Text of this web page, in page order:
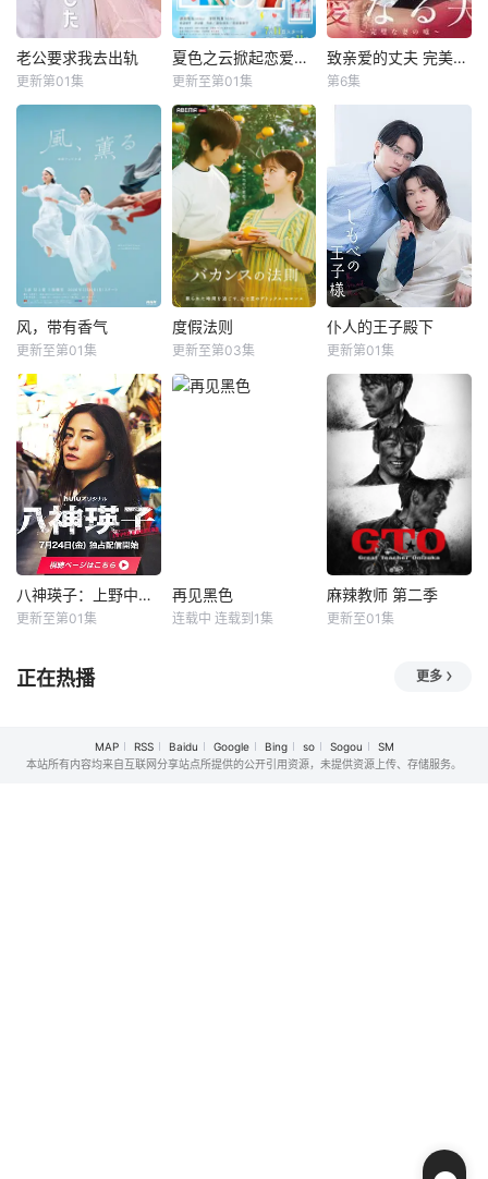
个月“第3个星期五”
都有一段完全对不
上号的神秘行踪。
于是，在看似美满
女以“美味”为契机
相互吸引的爱情故
事。 身
吵架时，他与搬来
隔壁的白石美子相
遇，日常生活由此
开始发生巨大变
都会来帮忙做家务
和照顾病人，
老公要求我去出轨
&nbsp;&nbsp;&nb
sp;&nbsp;&nbsp;&
nbsp;&nbsp;&nbs
p;主妇花惠（中村
百合香 饰）与丈夫
弘树（佐野玲於
饰）及4岁女儿看
似幸福，却面临着
丧偶式育儿与长达
5年的“
老公要求我去出轨
更新第01集
夏色之云掀起恋爱与风暴
田边桃子
大学考试在即的高
中三年级生武宫夏
辉（深田龙生
饰），在经历失恋
与学业低迷的双重
打击后，被姐姐介
绍与她的男友小早
川苍太（浮所飞贵
饰）一起学习补
习。原本对完美温
的夏辉，却逐渐被
夏色之云掀起恋爱与风暴
更新至第01集
致亲爱的丈夫 完美妻子的谎言
聚焦于一对结婚10
年、在外人眼中完
美无瑕的恩爱夫
妻。丈夫是节目的
王牌主持，妻子则
是打理他演艺事务
的个人事务所精明
女总裁。然而，世
人皆不知妻子那近
乎疯狂的控制欲
——跟踪、盗听、
竞争对手的
致亲爱的丈夫 完美妻子的谎言
第6集
风，带有香气
本剧以田中光著作
《明治的南丁格尔
大关和物语》为原
案，取材自日本首
位专业女护士大关
和与铃木雅的真实
经历，描绘了她们
推动护士注册制
度、设立派出看护
妇会协助防疫的历
风，带有香气
更新至第01集
度假法则
在美容诊所高强度
生假期”。
度假法则
更新至第03集
仆人的王子殿下
藤林泰也
&nbsp;&nbsp;&nb
sp;&nbsp;&nbsp;&
nbsp;&nbsp;&nbs
p;社长之子、文武
双全、校内站在金
字塔顶端的五藤直
也（小川饰），以
及每天被他使唤来
使唤去、身处底层
阴角的高明
仆人的王子殿下
更新第01集
八神瑛子：上野中央署组织犯罪对策课
改编自深町秋生的
八神瑛子》系列。
故事围绕上野中央
八神瑛子：上野中央署组织犯罪对策课
更新至第01集
再见黑色
署新设立了“犯罪受
害者支援室”，在这
再见黑色
连载中 连载到1集
麻辣教师 第二季
故事背景设定在由
在这个推崇数字化
管理、师生评价透
麻辣教师 第二季
更新至01集
正在热播 更多
MAP RSS Baidu Google Bing so Sogou
SM
本站所有内容均来自互联网分享站点所提供的公开引用资源，未提供资源上传、存储服务。